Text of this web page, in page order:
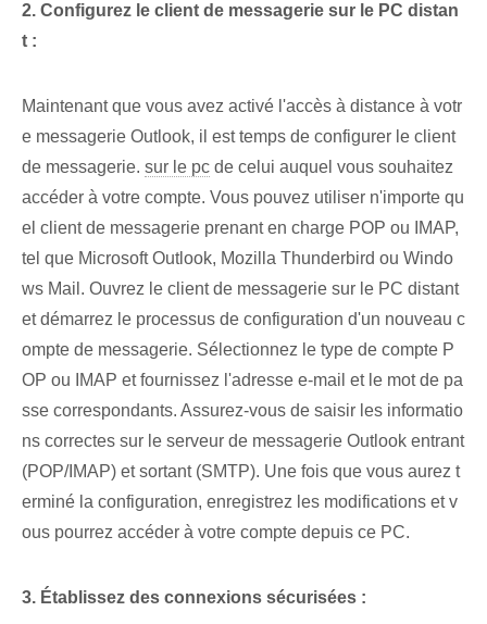
2. Configurez le client de messagerie sur le PC distan
t :
Maintenant que vous avez activé l'accès à distance à votr
e messagerie Outlook, il est temps de configurer le client
de messagerie. sur le pc de ⁤celui auquel ⁢vous souhaitez
accéder‌ à votre compte. Vous pouvez utiliser n'importe qu
el client de messagerie prenant en charge POP ou IMAP,
tel que Microsoft Outlook, Mozilla Thunderbird ou Windo
ws Mail. Ouvrez le client de messagerie sur le PC distant
et démarrez le processus de configuration d'un nouveau c
ompte de messagerie. Sélectionnez le type de compte P
OP ou IMAP et fournissez l'adresse e-mail et le mot de pa
sse correspondants. Assurez-vous de saisir les informatio
ns correctes sur le serveur de messagerie Outlook entrant
(POP/IMAP) et sortant (SMTP)⁢. Une fois que vous aurez t
erminé ⁤la configuration, enregistrez les modifications et v
ous pourrez ⁢accéder à votre compte ⁤depuis ⁢ce PC.
3. Établissez des connexions sécurisées :